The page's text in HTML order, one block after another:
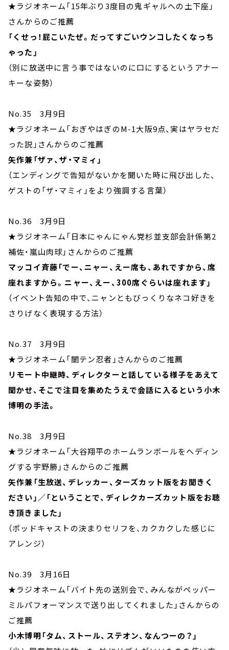
★ラジオネーム「15年ぶり3度目の鬼ギャルへの土下座」
さんからのご推薦
「くせっ！屁こいたぜ。だってすごいウンコしたくなっち
ゃった」
（別に放送中に言う事ではないのに口にするというアナー
キーな姿勢）
No.35 3月9日
★ラジオネーム「おぎやはぎのM-1大阪9点、実はヤラセだ
った説」さんからのご推薦
矢作兼「ザァ、ザ・マミィ」
（エンディングで告知がないかを聞いた時に飛び出した、
ゲストの「ザ・マミィ」をより強調する言葉）
No.36 3月9日
★ラジオネーム「日本にゃんにゃん党杉並支部会計係第2
補佐・嵐山肉球」さんからのご推薦
マッコイ斉藤「でー、ニャー、えー席も、あれですから、席
座れますから。ニャー、えー、300席ぐらいは座れます」
（イベント告知の中で、ニャンともびっくりなネコ好きを
さりげなく表現する方法）
No.37 3月9日
★ラジオネーム「闇テン忍者」さんからのご推薦
リモート中継時、ディレクターと話している様子をあえて
聞かせ、そこで注目を集めたうえで会話に入るという小木
博明の手法。
No.38 3月9日
★ラジオネーム「大谷翔平のホームランボールをヘディン
グする宇野勝」さんからのご推薦
矢作兼「生放送、デレッカー、ターズカット版をお聞きく
ださい」／「ということで、ディレクカーズカット版をお聴
き頂きました」
（ポッドキャストの決まりセリフを、カクカクした感じに
アレンジ）
No.39 3月16日
★ラジオネーム「バイト先の送別会で、みんながペッパー
ミルパフォーマンスで送り出してくれました」さんからの
ご推薦
小木博明「タム、ストール、ステオン、なんつーの？」